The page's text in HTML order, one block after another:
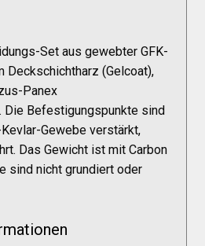
Set aus gewebter GFK-
Deckschichtharz (Gelcoat),
Panex
Die Befestigungspunkte sind
Gewebe verstärkt,
Das Gewicht ist mit Carbon
sind nicht grundiert oder